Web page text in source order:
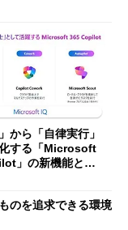
から「自律実行」
する「Microsoft
」の新機能とエ
のを追求できる環境